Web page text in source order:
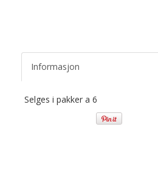
Informasjon
Selges i pakker a 6